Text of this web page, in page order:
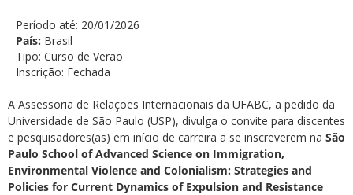
Período até: 20/01/2026
País: Brasil
Tipo: Curso de Verão
Inscrição: Fechada
A Assessoria de Relações Internacionais da UFABC, a pedido da
Universidade de São Paulo (USP), divulga o convite para discentes
e pesquisadores(as) em início de carreira a se inscreverem na São
Paulo School of Advanced Science on Immigration,
Environmental Violence and Colonialism: Strategies and
Policies for Current Dynamics of Expulsion and Resistance